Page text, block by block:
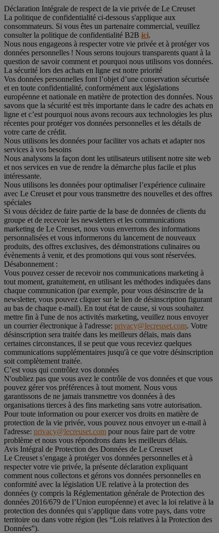
Déclaration Intégrale de respect de la vie privée de Le Creuset
La politique de confidentialité ci-dessous s'applique aux
consommateurs. Si vous êtes un partenaire commercial, veuillez
consulter la politique de confidentialité B2B ici.
Nous nous engageons à respecter votre vie privée et à protéger vos
données personnelles ! Nous serons toujours transparents quant à la
question de savoir comment et pourquoi nous utilisons vos données.
La sécurité lors des achats en ligne est notre priorité
Vos données personnelles font l’objet d’une conservation sécurisée
et en toute confidentialité, conformément aux législations
européenne et nationale en matière de protection des données. Nous
savons que la sécurité est très importante dans le cadre des achats en
ligne et c’est pourquoi nous avons recours aux technologies les plus
récentes pour protéger vos données personnelles et les détails de
votre carte de crédit.
Nous utilisons les données pour faciliter vos achats et adapter nos
services à vos besoins
Nous analysons la façon dont les utilisateurs utilisent notre site web
et nos services en vue de rendre la démarche plus facile et plus
intéressante.
Nous utilisons les données pour optimaliser l’expérience culinaire
avec Le Creuset et pour vous transmettre des nouvelles et des offres
spéciales
Si vous décidez de faire partie de la base de données de clients du
groupe et de recevoir les newsletters et les communications
marketing de Le Creuset, nous vous enverrons des informations
personnalisées et vous informerons du lancement de nouveaux
produits, des offres exclusives, des démonstrations culinaires ou
évènements à venir, et des promotions qui vous sont réservées.
Désabonnement :
Vous pouvez cesser de recevoir nos communications marketing à
tout moment, gratuitement, en utilisant les méthodes indiquées dans
chaque communication (par exemple, pour vous désinscrire de la
newsletter, vous pouvez cliquer sur le lien de désinscription figurant
au bas de chaque e-mail). En tout état de cause, si vous souhaitez
mettre fin à l'une de nos activités marketing, veuillez nous envoyer
un courrier électronique à l'adresse: privacy@lecreuset.com. Votre
désinscription sera traitée dans les meilleurs délais, mais dans
certaines circonstances, il se peut que vous receviez quelques
communications supplémentaires jusqu'à ce que votre désinscription
soit complètement traitée.
C’est vous qui contrôlez vos données
N'oubliez pas que vous avez le contrôle de vos données et que vous
pouvez gérer vos préférences à tout moment. Nous vous
garantissons de ne jamais transmettre vos données à des
organisations tierces à des fins marketing sans votre autorisation.
Pour toute information ou pour exercer vos droits en matière de
protection de la vie privée, vous pouvez nous envoyer un e-mail à
l'adresse: privacy@lecreuset.com pour nous faire part de votre
problème et nous vous répondrons dans les meilleurs délais.
Avis Intégral de Protection des Données de Le Creuset
Le Creuset s’engage à protéger vos données personnelles et à
respecter votre vie privée, la présente déclaration expliquant
comment nous collectons et gérons vos données personnelles en
conformité avec la législation UE relative à la protection des
données (y compris la Réglementation générale de Protection des
données 2016/679 de l’Union européenne) et avec la loi relative à la
protection des données qui s’applique dans votre pays, dans votre
territoire ou dans votre région (les “Lois relatives à la Protection des
Données”).